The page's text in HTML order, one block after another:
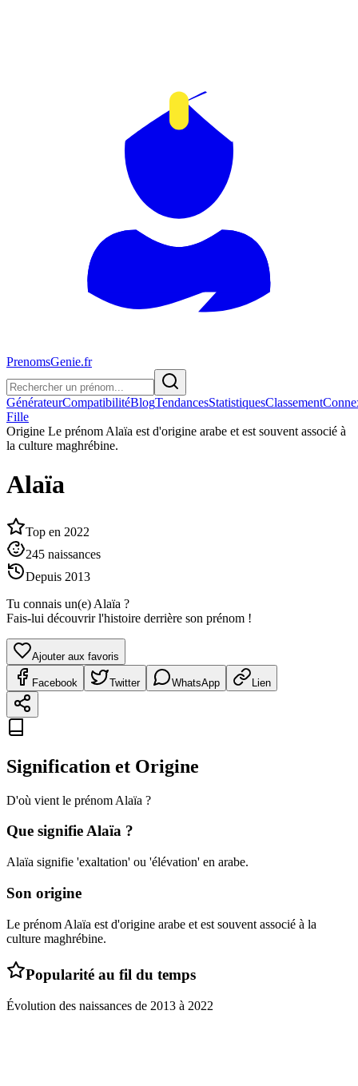
PrenomsGenie.fr
GénérateurCompatibilitéBlogTendancesStatistiquesClassement
Fille
Origine Le prénom Alaïa est d'origine arabe et est souvent associé à
la culture maghrébine.
Alaïa
Top en 2022
245 naissances
Depuis 2013
Tu connais un(e) Alaïa ?
Fais-lui découvrir l'histoire derrière son prénom !
Ajouter aux favoris
Facebook Twitter WhatsApp Lien
Signification et Origine
D'où vient le prénom Alaïa ?
Que signifieAlaïa ?
Alaïa signifie 'exaltation' ou 'élévation' en arabe.
Son origine
Le prénom Alaïa est d'origine arabe et est souvent associé à la
culture maghrébine.
Popularité au fil du temps
Évolution des naissances de 2013 à 2022